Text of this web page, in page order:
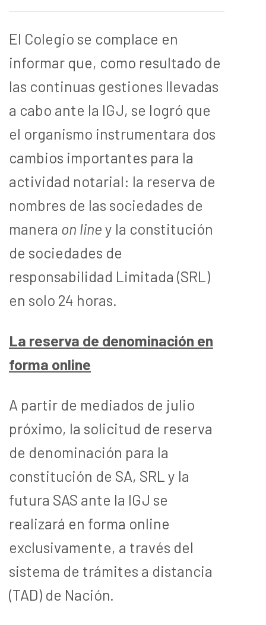
El Colegio se complace en
informar que, como resultado de
las continuas gestiones llevadas
a cabo ante la IGJ, se logró que
el organismo instrumentara dos
cambios importantes para la
actividad notarial: la reserva de
nombres de las sociedades de
manera on line y la constitución
de sociedades de
responsabilidad Limitada (SRL)
en solo 24 horas.
La reserva de denominación en
forma online
A partir de mediados de julio
próximo, la solicitud de reserva
de denominación para la
constitución de SA, SRL y la
futura SAS ante la IGJ se
realizará en forma online
exclusivamente, a través del
sistema de trámites a distancia
(TAD) de Nación.